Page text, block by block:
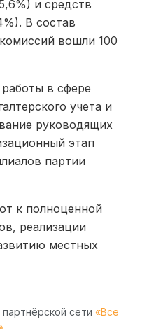
и средств
В состав
вошли 100
в сфере
учета и
руководящих
этап
партии
к полноценной
реализации
местных
сети «Все